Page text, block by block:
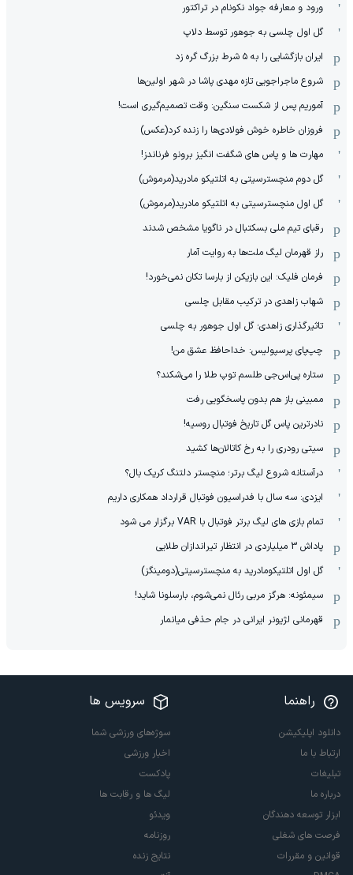
ورود و معارفه جواد نکونام در تراکتور
گل اول چلسی به جوهور توسط دلاپ
ایران بازگشایی را به ۵ شرط بزرگ گره زد
شروع ماجراجویی تازه مهدی پاشا در شهر اولین‌ها
آموریم پس از شکست سنگین: وقت تصمیم‌گیری است!
فروزان خاطره خوش فولادی‌ها را زنده کرد(عکس)
مهارت ها و پاس های شگفت انگیز برونو فرناندز!
گل دوم منچسترسیتی به اتلتیکو مادرید(مرموش)
گل اول منچسترسیتی به اتلتیکو مادرید(مرموش)
رقبای تیم ملی بسکتبال در ناگویا مشخص‌ شدند
راز قهرمان لیگ ملت‌ها به روایت آمار
فرمان فلیک: این بازیکن از بارسا تکان نمی‌خورد!
شهاب زاهدی در ترکیب مقابل چلسی
تاثیرگذاری زاهدی؛ گل اول جوهور به چلسی
چپ‌پای پرسپولیس: خداحافظ عشق من!
ستاره پی‌اس‌جی طلسم توپ طلا را می‌شکند؟
ممبینی باز هم بدون پاسخگویی رفت
نادر‌ترین پاس گل تاریخ فوتبال روسیه!
سیتی رودری را به رخ کاتالان‌ها کشید
درآستانه شروع لیگ برتر؛ منچستر دلتنگ کریک بال؟
ایزدی: سه سال با فدراسیون فوتبال قرارداد همکاری داریم
تمام بازی های لیگ برتر فوتبال با VAR برگزار می شود
پاداش 3 میلیاردی در انتظار تیراندازان طلایی
گل اول اتلتیکومادرید به منچسترسیتی(دومینگز)
سیمئونه: هرگز مربی رئال نمی‌شوم، بارسلونا شاید!
قهرمانی لژیونر ایرانی در جام حذفی میانمار
راهنما
دانلود اپلیکیشن
ارتباط با ما
تبلیغات
درباره ما
ابزار توسعه دهندگان
فرصت های شغلی
قوانین و مقررات
سرویس ها
سوژه‌های ورزشی شما
اخبار ورزشی
پادکست
لیگ ها و رقابت ها
ویدئو
روزنامه
نتایج زنده